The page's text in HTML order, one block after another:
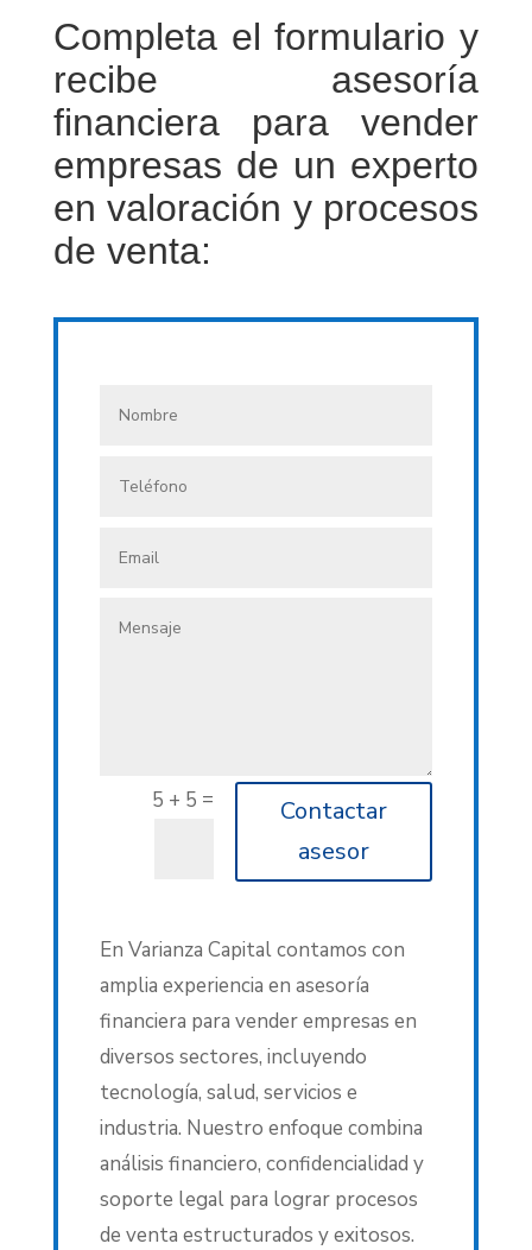
Completa el formulario y
recibe asesoría
financiera para vender
empresas de un experto
en valoración y procesos
de venta:
5 + 5 =
Contactar
asesor
En Varianza Capital contamos con
amplia experiencia en asesoría
financiera para vender empresas en
diversos sectores, incluyendo
tecnología, salud, servicios e
industria. Nuestro enfoque combina
análisis financiero, confidencialidad y
soporte legal para lograr procesos
de venta estructurados y exitosos.